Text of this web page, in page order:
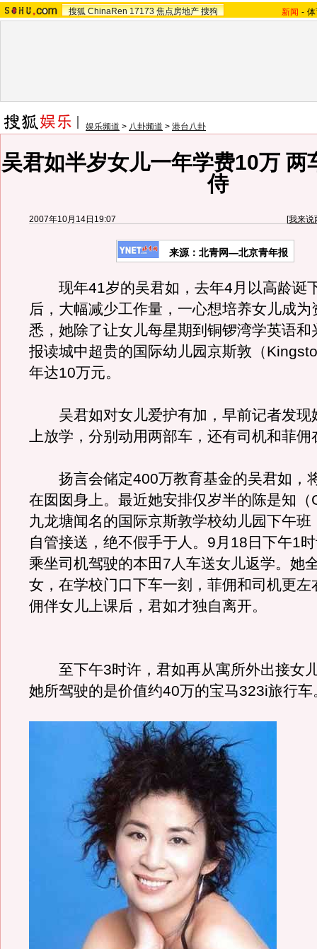
搜狐 ChinaRen 17173 焦点房地产 搜狗 新闻 -
娱乐频道 > 八卦频道 > 港台八卦
吴君如半岁女儿一年学费10万 两
侍
2007年10月14日19:07 [我来说
来源：北青网—北京青年报
现年41岁的吴君如，去年4月以高龄诞
后，大幅减少工作量，一心想培养女儿成为
悉，她除了让女儿每星期到铜锣湾学英语和
报读城中超贵的国际幼儿园京斯敦（
年达10万元。
吴君如对女儿爱护有加，早前记者发现
上放学，分别动用两部车，还有司机和菲佣
扬言会储定400万教育基金的吴君如，
在囡囡身上。最近她安排仅岁半的陈是知
九龙塘闻名的国际京斯敦学校幼儿园下午班
自管接送，绝不假手于人。9月18日下午1
乘坐司机驾驶的本田7人车送女儿返学。她
女，在学校门口下车一刻，菲佣和司机更左
佣伴女儿上课后，君如才独自离开。
至下午3时许，君如再从寓所外出接女
她所驾驶的是价值约40万的宝马323i旅行车